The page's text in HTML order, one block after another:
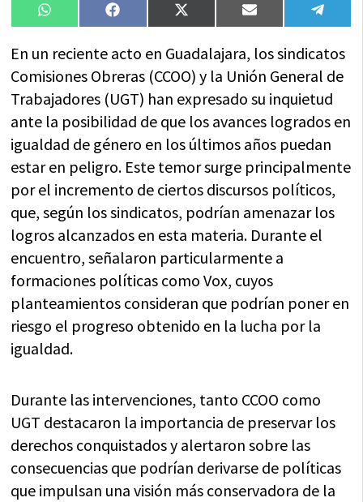
Compartir
en
WhatsAppCompartir
en
FacebookCompartir
en
X
(Twitter)
Compartir
en
Email
en
En un reciente acto en Guadalajara, los sindicatos
Comisiones Obreras (CCOO) y la Unión General de
Trabajadores (UGT) han expresado su inquietud
ante la posibilidad de que los avances logrados en
igualdad de género en los últimos años puedan
estar en peligro. Este temor surge principalmente
por el incremento de ciertos discursos políticos,
que, según los sindicatos, podrían amenazar los
logros alcanzados en esta materia. Durante el
encuentro, señalaron particularmente a
formaciones políticas como Vox, cuyos
planteamientos consideran que podrían poner en
riesgo el progreso obtenido en la lucha por la
igualdad.
Durante las intervenciones, tanto CCOO como
UGT destacaron la importancia de preservar los
derechos conquistados y alertaron sobre las
consecuencias que podrían derivarse de políticas
que impulsan una visión más conservadora de la